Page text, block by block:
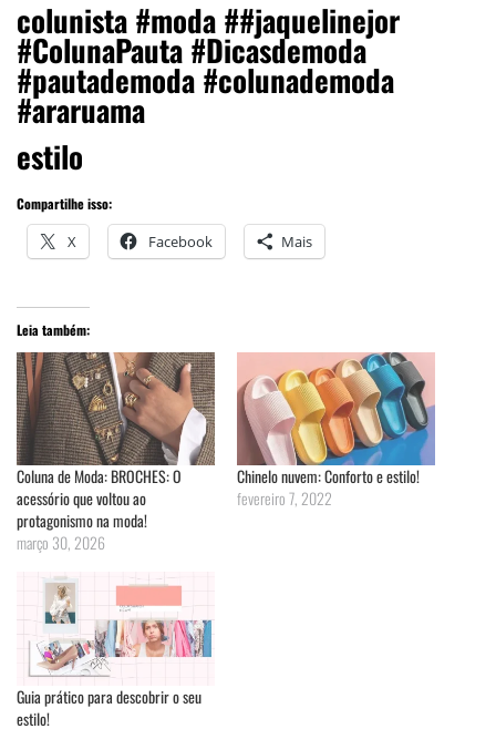
colunista #moda ##jaquelinejor
#ColunaPauta #Dicasdemoda
#pautademoda #colunademoda
#araruama
estilo
Compartilhe isso:
X Facebook Mais
Leia também:
Coluna de Moda: BROCHES: O
acessório que voltou ao
protagonismo na moda!
março 30, 2026
Chinelo nuvem: Conforto e estilo!
fevereiro 7, 2022
Guia prático para descobrir o seu
estilo!